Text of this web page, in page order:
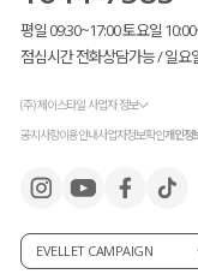
평일 09:30~17:00 토요일
점심시간 전화상담가능 / 일
(주) 제이스타일 사업자 정보
공지사항이용안내사업자정보확인개인정
EVELLET CAMPAIGN